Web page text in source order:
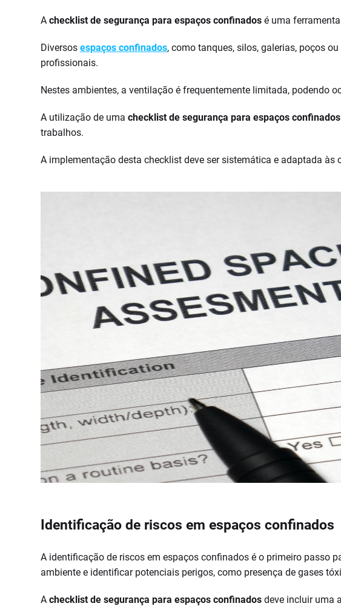
Achecklist de segurança para espaços confinados é uma
Diversosespaços confinados, como tanques, silos, galerias, poços
profissionais.
Nestes ambientes, a ventilação é frequentemente limitada, podendo
A utilização de umachecklist de segurança para espaços confinados
trabalhos.
A implementação desta checklist deve ser sistemática e adaptada
Identificação de riscos em espaços confinados
A identificação de riscos em espaços confinados é o primeiro passo
ambiente e identificar potenciais perigos, como presença de gases
Achecklist de segurança para espaços confinados deve incluir uma